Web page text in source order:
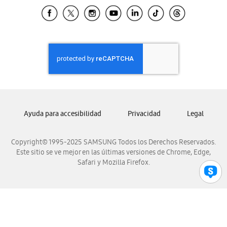
Samsung El Salvador
Samsung Honduras
Samsung Nicaragua
Samsung Panamá
Samsung Venezuela
Copyright© 1995-2025 SAMSUNG Todos los Derechos Reservados.
Este sitio se ve mejor en las últimas versiones de Chrome, Edge,
Safari y Mozilla Firefox.
Ayuda para accesibilidad Privacidad Legal